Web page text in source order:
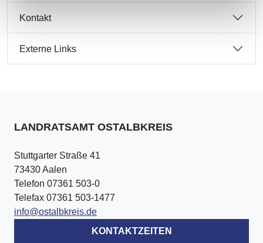
Kontakt
Externe Links
LANDRATSAMT OSTALBKREIS
Stuttgarter Straße 41
73430 Aalen
Telefon 07361 503-0
Telefax 07361 503-1477
info@ostalbkreis.de
KONTAKTZEITEN